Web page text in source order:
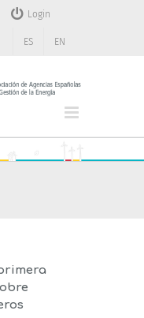
Login
ES EN